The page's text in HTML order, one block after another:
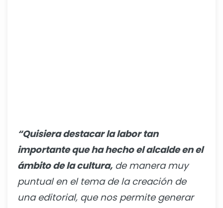
“Quisiera destacar la labor tan
importante que ha hecho el alcalde en el
ámbito de la cultura, de manera muy
puntual en el tema de la creación de
una editorial, que nos permite generar